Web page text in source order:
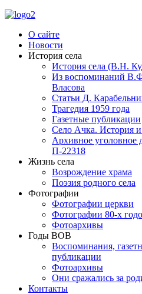
О сайте
Новости
История села
История села (В.Н.
Из воспоминаний
Власова
Статьи Д.
Трагедия 1959 года
Газетные публикации
Село Ачка. История
Архивное уголовное
П-22318
Жизнь села
Возрождение храма
Поэзия родного села
Фотографии
Фотографии церкви
Фотографии 80-х
Фотоархивы
Годы ВОВ
Воспоминания,
публикации
Фотоархивы
Они сражались за
Контакты